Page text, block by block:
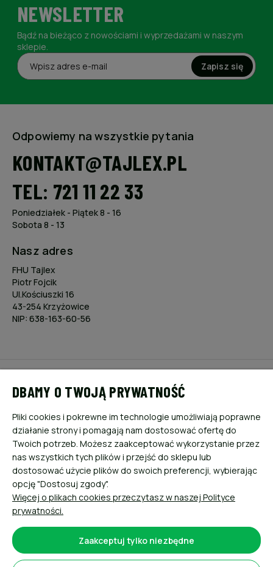
NEWSLETTER
Bądź na bieżąco z nowościami i wyprzedażami w naszym
sklepie.
Zapisz się
Odpowiemy na wszystkie pytania
KONTAKT@TAJLEX.PL
TEL: 721 11 22 33
Poniedziałek - Piątek 8 - 16
Sobota 8 - 13
Nasz adres
FHU Tajlex
Piotr Fojcik
Ul.Kościuszki 16
43-254 Krzyżowice
NIP: 638-163-60-56
PŁATNOŚCI I DOSTAWA
INFORMACJE
O NAS
DBAMY O TWOJĄ PRYWATNOŚĆ
Pliki cookies i pokrewne im technologie umożliwiają poprawne
działanie strony i pomagają nam dostosować ofertę do
Twoich potrzeb. Możesz zaakceptować wykorzystanie przez
nas wszystkich tych plików i przejść do sklepu lub
dostosować użycie plików do swoich preferencji, wybierając
opcję "Dostosuj zgody".
Więcej o plikach cookies przeczytasz w naszej Polityce
prywatności.
Zaakceptuj tylko niezbędne